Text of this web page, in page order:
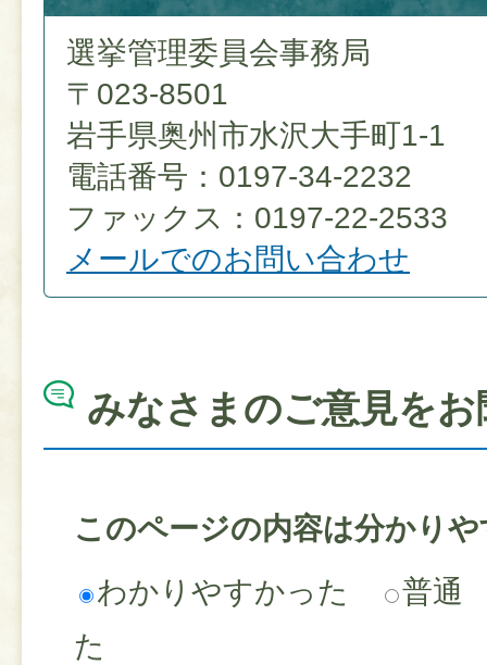
選挙管理委員会事務局
〒023-8501
岩手県奥州市水沢大手町1-1
電話番号：0197-34-2232
ファックス：0197-22-2533
メールでのお問い合わせ
みなさまのご意見を
このページの内容は分かり
わかりやすかった
普通
た